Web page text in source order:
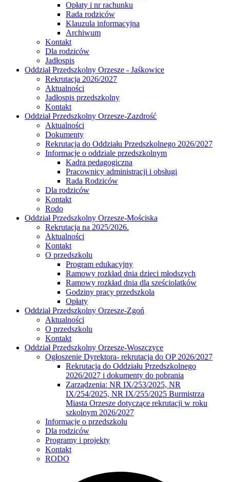
Opłaty i nr rachunku
Rada rodziców
Klauzula informacyjna
Archiwum
Kontakt
Dla rodziców
Jadłospis
Oddział Przedszkolny Orzesze - Jaśkowice
Rekrutacja 2026/2027
Aktualności
Jadłospis przedszkolny
Kontakt
Oddział Przedszkolny Orzesze-Zazdrość
Aktualności
Dokumenty
Rekrutacja do Oddziału Przedszkolnego 2026/2027
Informacje o oddziale przedszkolnym
Kadra pedagogiczna
Pracownicy administracji i obsługi
Rada Rodziców
Dla rodziców
Kontakt
Rodo
Oddział Przedszkolny Orzesze-Mościska
Rekrutacja na 2025/2026.
Aktualności
Kontakt
O przedszkolu
Program edukacyjny
Ramowy rozkład dnia dzieci młodszych
Ramowy rozkład dnia dla sześciolatków
Godziny pracy przedszkola
Opłaty
Oddział Przedszkolny Orzesze-Zgoń
Aktualności
O przedszkolu
Kontakt
Oddział Przedszkolny Orzesze-Woszczyce
Ogłoszenie Dyrektora- rekrutacja do OP 2026/2027
Rekrutacja do Oddziału Przedszkolnego
2026/2027 i dokumenty do pobrania
Zarządzenia: NR IX/253/2025, NR
IX/254/2025, NR IX/255/2025 Burmistrza
Miasta Orzesze dotyczące rekrutacji w roku
szkolnym 2026/2027
Informacje o przedszkolu
Dla rodziców
Programy i projekty
Kontakt
RODO